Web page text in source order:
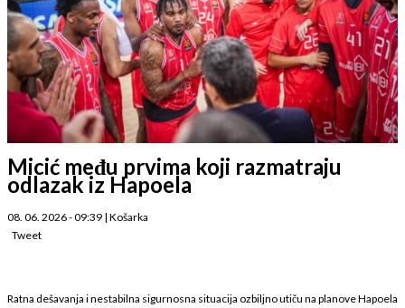
Micić među prvima koji razmatraju
odlazak iz Hapoela
08. 06. 2026 - 09:39 | Košarka
Tweet
Ratna dešavanja i nestabilna sigurnosna situacija ozbiljno utiču na planove Hapoela